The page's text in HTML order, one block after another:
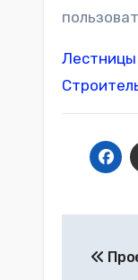
Лестницы
по